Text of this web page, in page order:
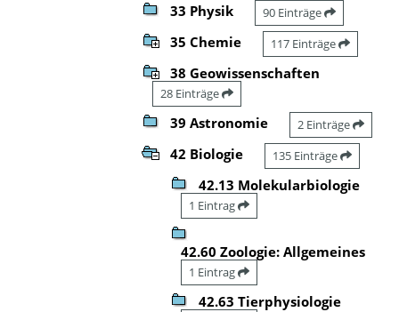
33 Physik 90 Einträge
35 Chemie 117 Einträge
38 Geowissenschaften
28 Einträge
39 Astronomie 2 Einträge
42 Biologie 135 Einträge
42.13 Molekularbiologie
1 Eintrag
42.60 Zoologie: Allgemeines
1 Eintrag
42.63 Tierphysiologie